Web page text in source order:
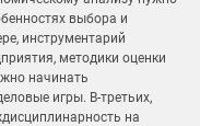
выбора и
инструментарий
методики оценки
начинать
игры. В-третьих,
на